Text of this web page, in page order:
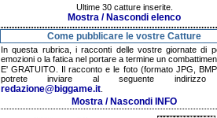
Ultime 30 catture inserite.
Mostra / Nascondi elenco
Come pubblicare le vostre Catture
In questa rubrica, i racconti delle vostre giornate di
emozioni o la fatica nel portare a termine un
E' GRATUITO. Il racconto e le foto (formato JPG,
potrete inviare al seguente indirizzo
redazione@biggame.it
Mostra / Nascondi INFO